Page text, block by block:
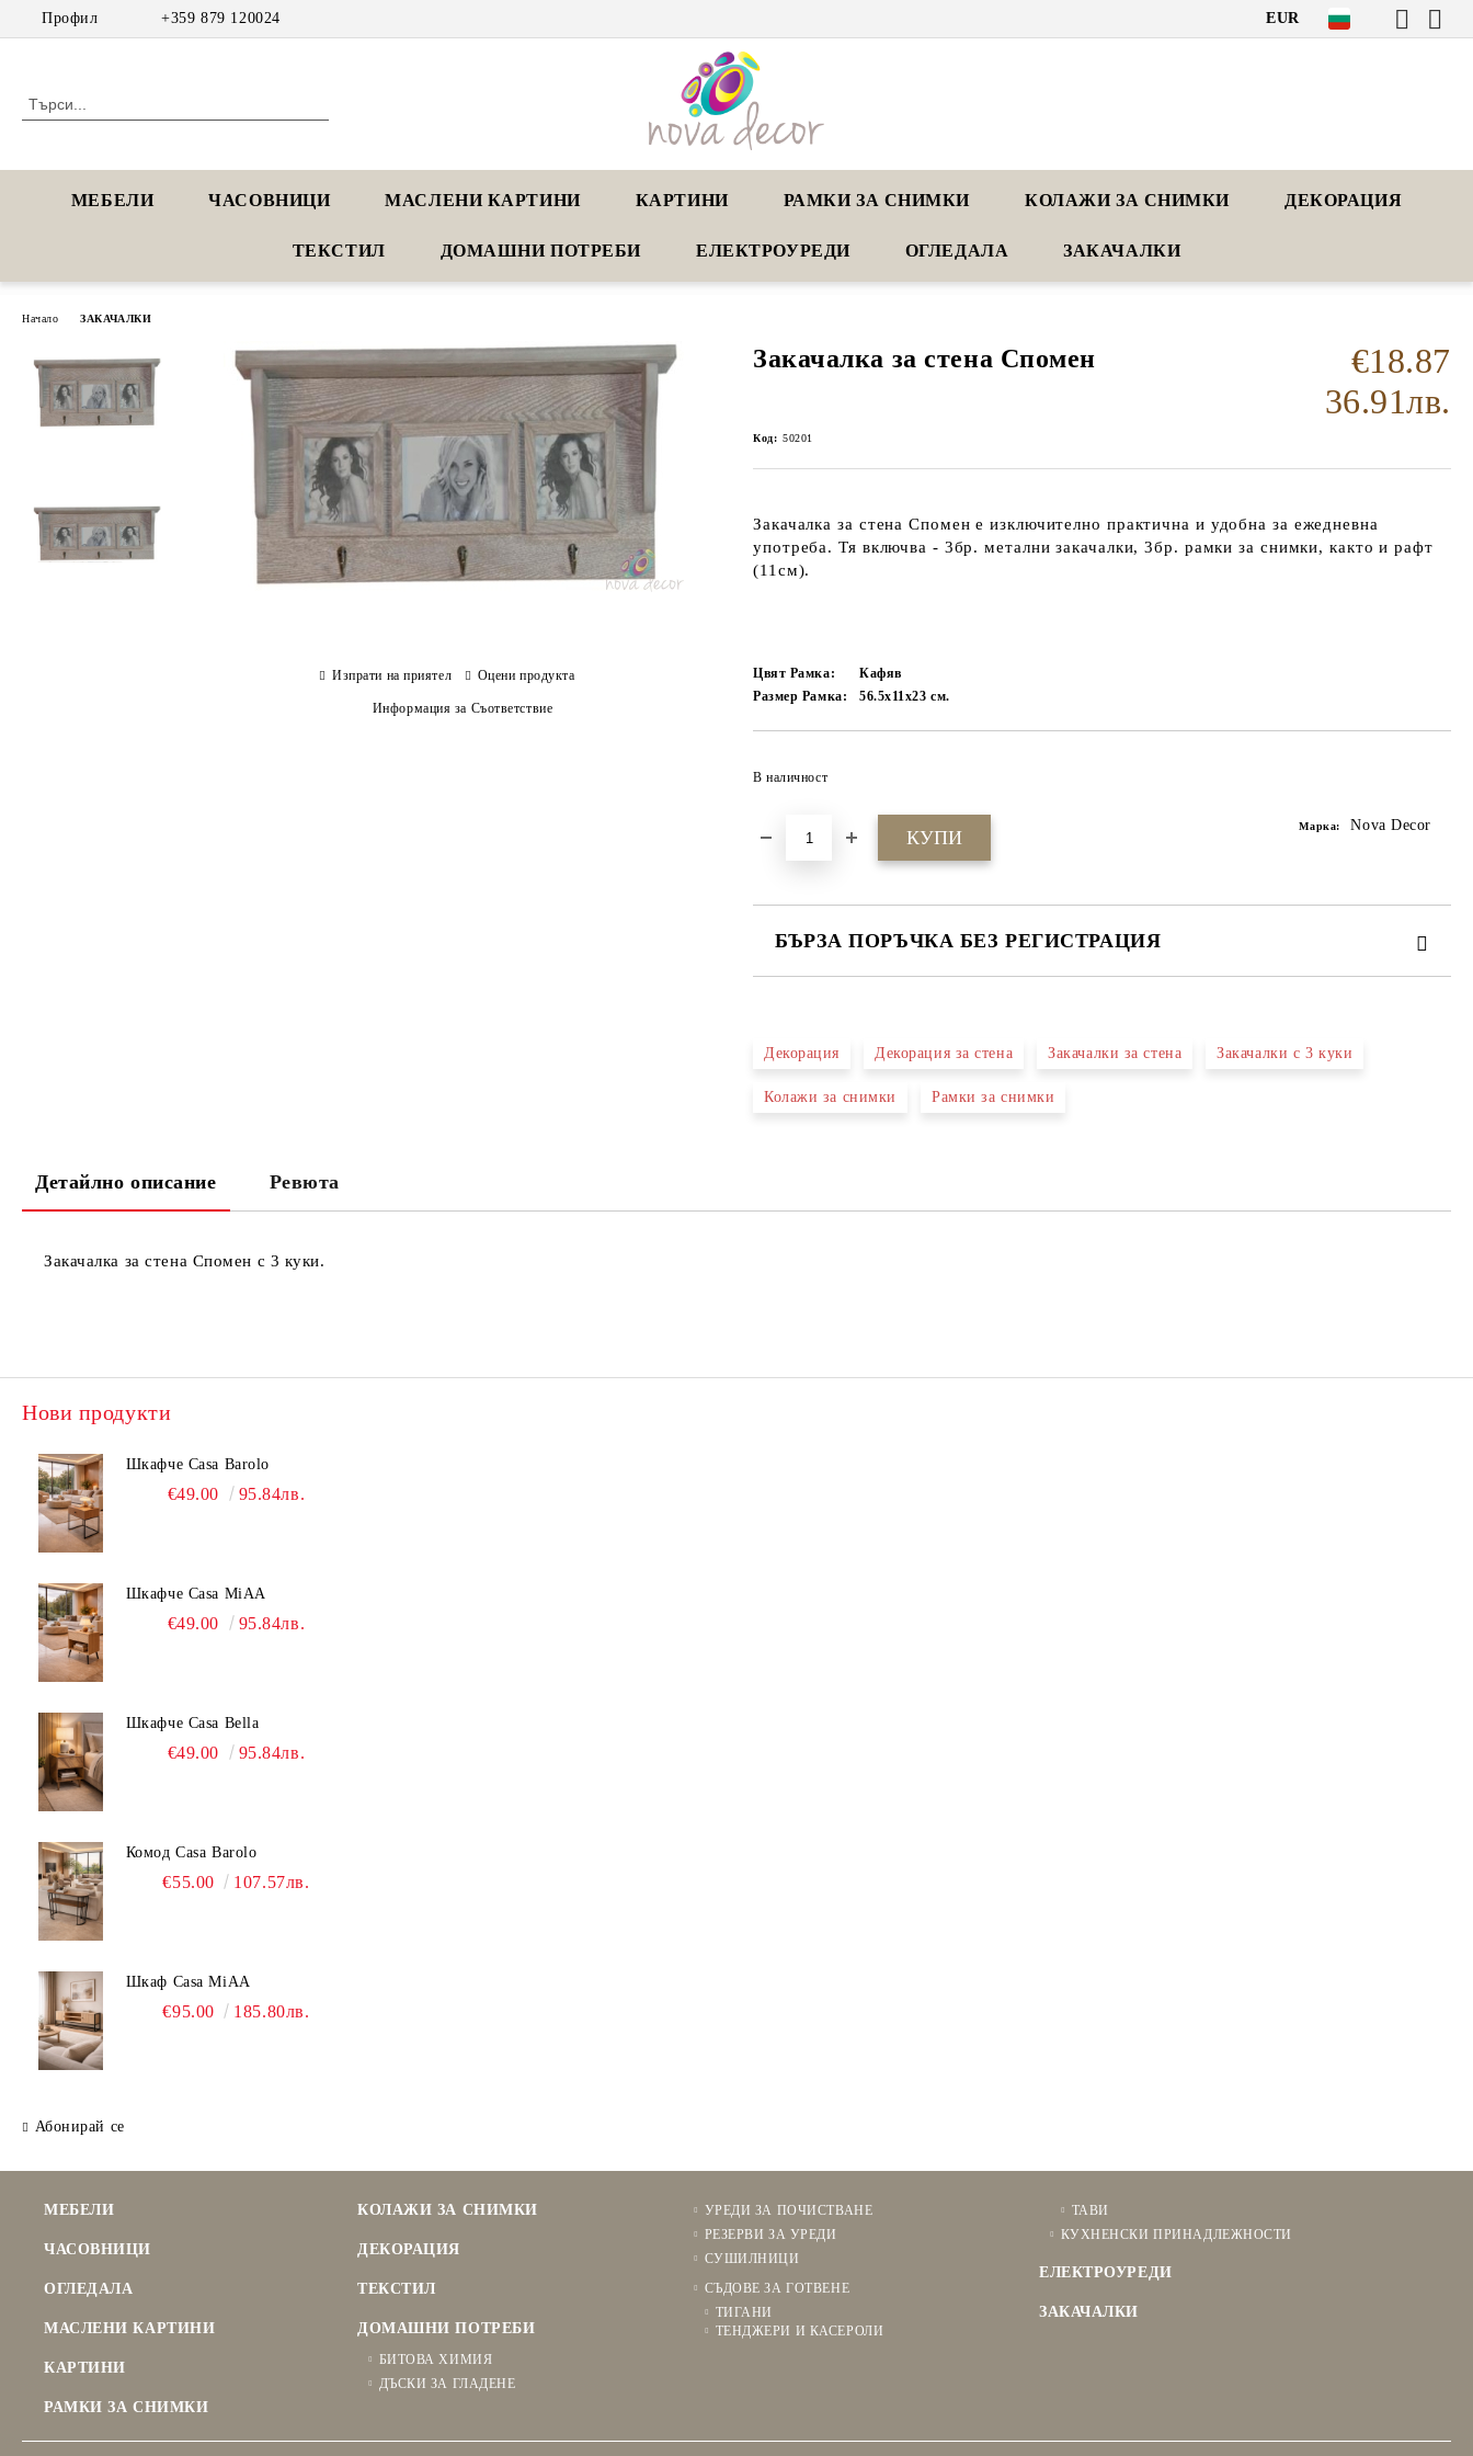
Профил +359 879 120024 EUR
МЕБЕЛИ ЧАСОВНИЦИ МАСЛЕНИ КАРТИНИ КАРТИНИ РАМКИ ЗА СНИМКИ КОЛАЖИ ЗА СНИМКИ ДЕКОРАЦИЯ
ТЕКСТИЛ ДОМАШНИ ПОТРЕБИ ЕЛЕКТРОУРЕДИ ОГЛЕДАЛА ЗАКАЧАЛКИ
Начало ЗАКАЧАЛКИ
Закачалка за стена Спомен
€18.87
36.91лв.
Код: 50201
Закачалка за стена Спомен e изключително практична и удобна за ежедневна
употреба. Тя включва - 3бр. метални закачалки, 3бр. рамки за снимки, както и рафт
(11см).
Цвят Рамка:
Кафяв
Размер Рамка:
56.5х11х23см.
В наличност
Марка: Nova Decor
БЪРЗА ПОРЪЧКА БЕЗ РЕГИСТРАЦИЯ
Декорация Декорация за стена Закачалки за стена Закачалки с 3 куки
Колажи за снимки Рамки за снимки
Изпрати на приятел Оцени продукта
Информация за Съответствие
Детайлно описание Ревюта
Закачалка за стена Спомен с 3 куки.
Нови продукти
Шкафче Casa Barolo
€49.00 95.84лв.
Шкафче Casa MiAA
€49.00 95.84лв.
Шкафче Casa Bella
€49.00 95.84лв.
Комод Casa Barolo
€55.00 107.57лв.
Шкаф Casa MiAA
€95.00 185.80лв.
Абонирай се
МЕБЕЛИ
ЧАСОВНИЦИ
ОГЛЕДАЛА
МАСЛЕНИ КАРТИНИ
КАРТИНИ
РАМКИ ЗА СНИМКИ
КОЛАЖИ ЗА СНИМКИ
ДЕКОРАЦИЯ
ТЕКСТИЛ
ДОМАШНИ ПОТРЕБИ
БИТОВА ХИМИЯ
ДЪСКИ ЗА ГЛАДЕНЕ
УРЕДИ ЗА ПОЧИСТВАНЕ
РЕЗЕРВИ ЗА УРЕДИ
СУШИЛНИЦИ
СЪДОВЕ ЗА ГОТВЕНЕ
ТИГАНИ
ТЕНДЖЕРИ И КАСЕРОЛИ
ТАВИ
КУХНЕНСКИ ПРИНАДЛЕЖНОСТИ
ЕЛЕКТРОУРЕДИ
ЗАКАЧАЛКИ